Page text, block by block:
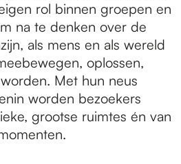
rol binnen groepen en
na te denken over de
als mens en als wereld
oplossen,
Met hun neus
worden bezoekers
grootse ruimtes én van